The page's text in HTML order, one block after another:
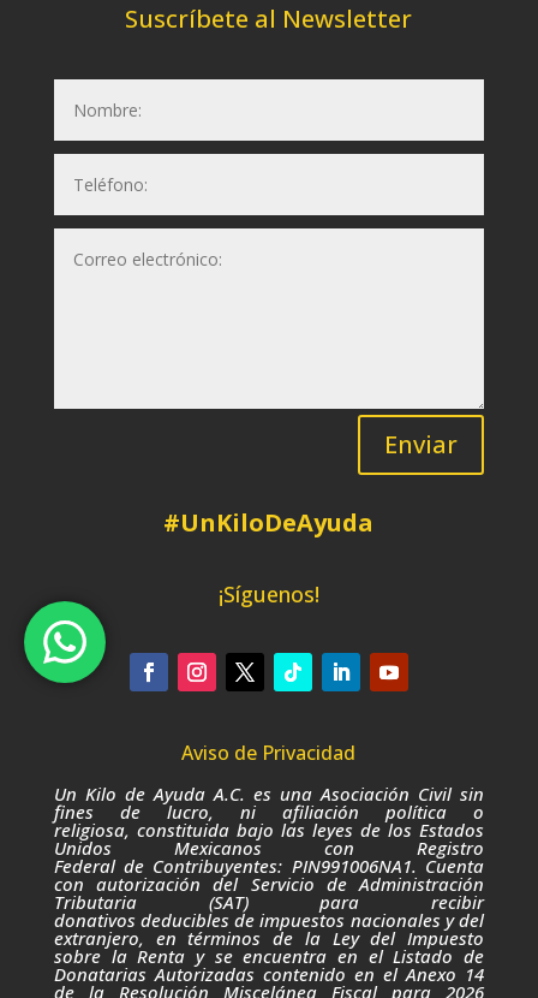
Suscríbete al Newsletter
Enviar
#UnKiloDeAyuda
¡Síguenos!
Aviso de Privacidad
Un Kilo de Ayuda A.C. es una Asociación Civil sin
fines de lucro, ni afiliación política o
religiosa, constituida bajo las leyes de los Estados
Unidos Mexicanos con Registro
Federal de Contribuyentes: PIN991006NA1. Cuenta
con autorización del Servicio de Administración
Tributaria (SAT) para recibir
donativos deducibles de impuestos nacionales y del
extranjero, en términos de la Ley del Impuesto
sobre la Renta y se encuentra en el Listado de
Donatarias Autorizadas contenido en el Anexo 14
de la Resolución Miscelánea Fiscal para 2026